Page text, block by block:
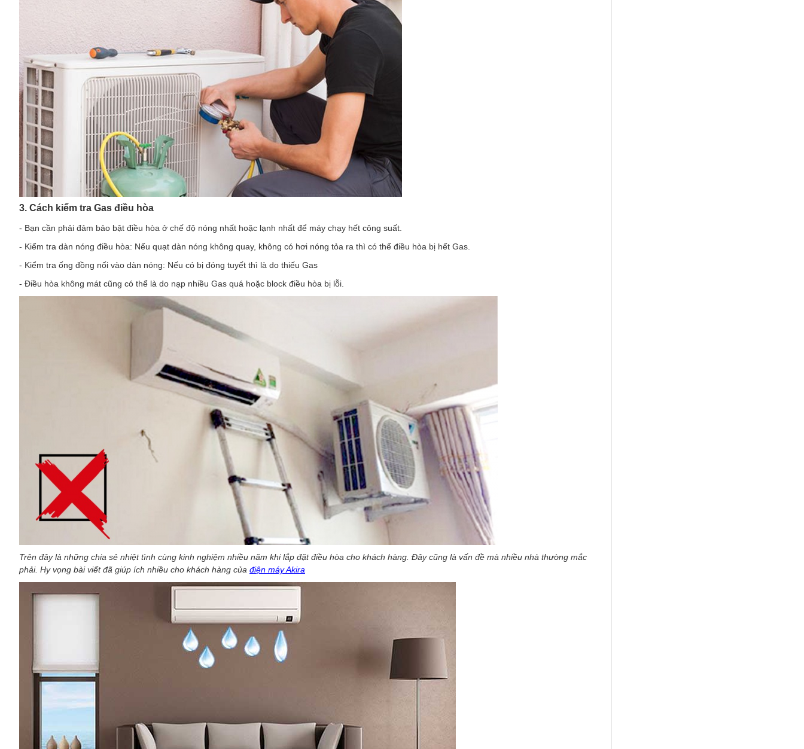
3. Cách kiểm tra Gas điều hòa
- Bạn cần phải đảm bảo bật điều hòa ở chế độ nóng nhất hoặc lạnh nhất để máy chạy hết công suất.
- Kiểm tra dàn nóng điều hòa: Nếu quạt dàn nóng không quay, không có hơi nóng tỏa ra thì có thể điều hòa bị hết Gas.
- Kiểm tra ống đồng nối vào dàn nóng: Nếu có bị đóng tuyết thì là do thiếu Gas
- Điều hòa không mát cũng có thể là do nạp nhiều Gas quá hoặc block điều hòa bị lỗi.
Trên đây là những chia sẻ nhiệt tình cùng kinh nghiệm nhiều năm khi lắp đặt điều hòa cho khách hàng. Đây cũng là vấn đề mà nhiều nhà thường mắc
phải. Hy vọng bài viết đã giúp ích nhiều cho khách hàng của điện máy Akira